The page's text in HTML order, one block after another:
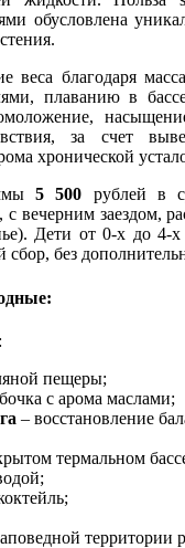
обусловлена
веса благодаря
плаванию в
за счет
хронической
5 500 рублей в
вечерним заездом,
Дети от 0-х до 4-
без
пещеры;
с арома маслами;
– восстановление
термальном
территории